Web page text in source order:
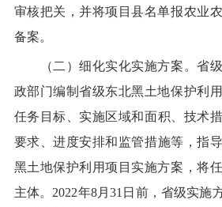
审核把关 ，并将项目县名单报农业
备案。
（二）细化实化实施方案。省
政部门编制省级东北黑土地保护利
任务 目标、 实施区域和面积、 技术
要求、进度安排和监管措施等，指
黑土地保护利用项目实施方案，将
主体。 2022年8月31 日前，省级实施